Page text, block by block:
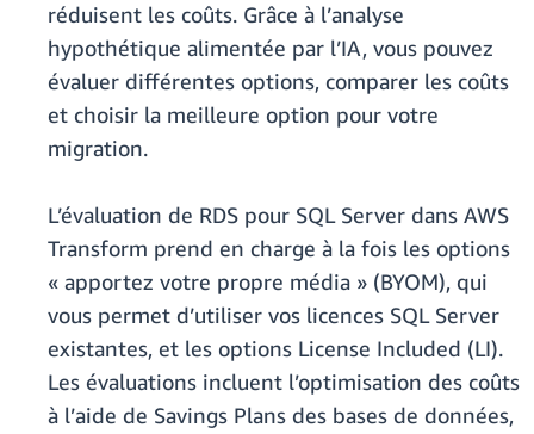
réduisent les coûts. Grâce à l’analyse
hypothétique alimentée par l’IA, vous pouvez
évaluer différentes options, comparer les coûts
et choisir la meilleure option pour votre
migration.
L’évaluation de RDS pour SQL Server dans AWS
Transform prend en charge à la fois les options
« apportez votre propre média » (BYOM), qui
vous permet d’utiliser vos licences SQL Server
existantes, et les options License Included (LI).
Les évaluations incluent l’optimisation des coûts
à l’aide de Savings Plans des bases de données,